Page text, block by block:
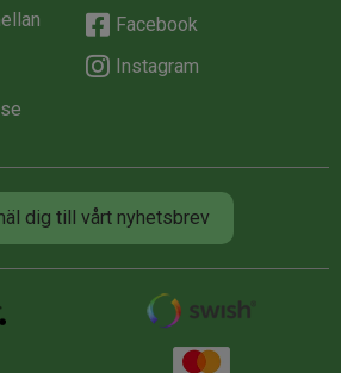
Facebook
Instagram
dig till vårt nyhetsbrev